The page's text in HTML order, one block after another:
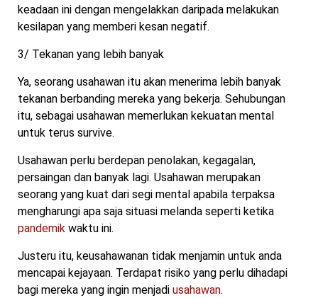
keadaan ini dengan mengelakkan daripada melakukan
kesilapan yang memberi kesan negatif.
3/ Tekanan yang lebih banyak
Ya, seorang usahawan itu akan menerima lebih banyak
tekanan berbanding mereka yang bekerja. Sehubungan
itu, sebagai usahawan memerlukan kekuatan mental
untuk terus survive.
Usahawan perlu berdepan penolakan, kegagalan,
persaingan dan banyak lagi. Usahawan merupakan
seorang yang kuat dari segi mental apabila terpaksa
mengharungi apa saja situasi melanda seperti ketika
pandemik waktu ini.
Justeru itu, keusahawanan tidak menjamin untuk anda
mencapai kejayaan. Terdapat risiko yang perlu dihadapi
bagi mereka yang ingin menjadi usahawan.